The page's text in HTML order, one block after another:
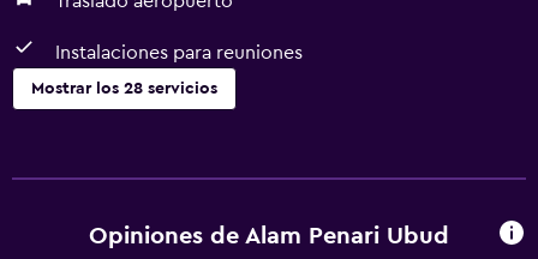
Instalaciones para reuniones
Mostrar los 28 servicios
Bar/lounge
Opiniones de Alam Penari Ubud